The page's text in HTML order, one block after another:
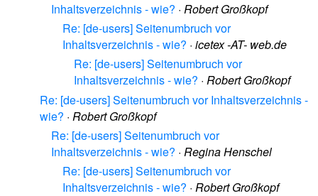
Inhaltsverzeichnis - wie? · Robert Großkopf
Re: [de-users] Seitenumbruch vor
Inhaltsverzeichnis - wie? · icetex -AT- web.de
Re: [de-users] Seitenumbruch vor
Inhaltsverzeichnis - wie? · Robert Großkopf
Re: [de-users] Seitenumbruch vor Inhaltsverzeichnis -
wie? · Robert Großkopf
Re: [de-users] Seitenumbruch vor
Inhaltsverzeichnis - wie? · Regina Henschel
Re: [de-users] Seitenumbruch vor
Inhaltsverzeichnis - wie? · Robert Großkopf